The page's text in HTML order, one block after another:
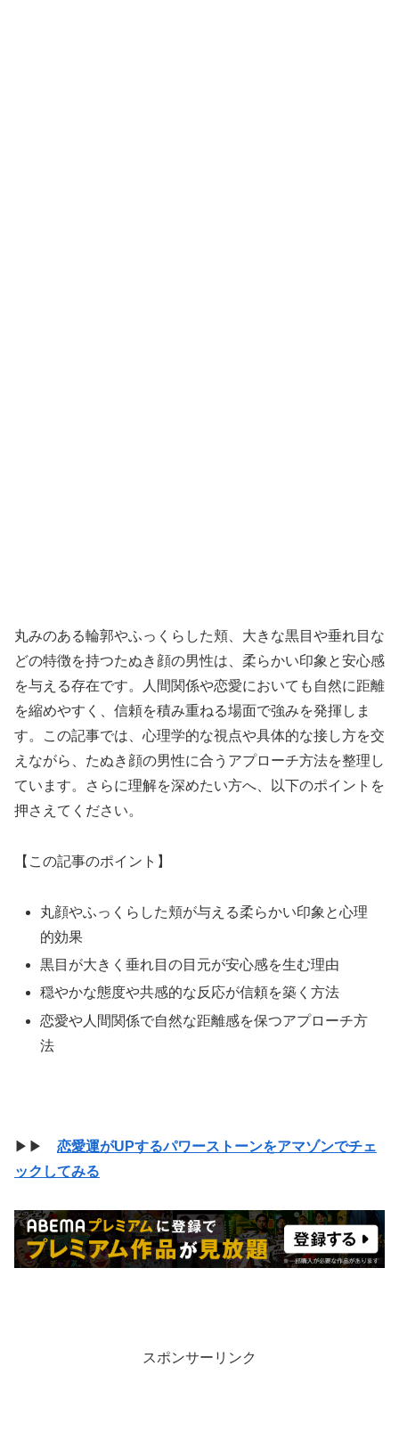
丸みのある輪郭やふっくらした頬、大きな黒目や垂れ目な
どの特徴を持つたぬき顔の男性は、柔らかい印象と安心感
を与える存在です。人間関係や恋愛においても自然に距離
を縮めやすく、信頼を積み重ねる場面で強みを発揮しま
す。この記事では、心理学的な視点や具体的な接し方を交
えながら、たぬき顔の男性に合うアプローチ方法を整理し
ています。さらに理解を深めたい方へ、以下のポイントを
押さえてください。
【この記事のポイント】
丸顔やふっくらした頬が与える柔らかい印象と心理
的効果
黒目が大きく垂れ目の目元が安心感を生む理由
穏やかな態度や共感的な反応が信頼を築く方法
恋愛や人間関係で自然な距離感を保つアプローチ方
法
▶▶ 恋愛運がUPするパワーストーンをアマゾンでチェ
ックしてみる
スポンサーリンク